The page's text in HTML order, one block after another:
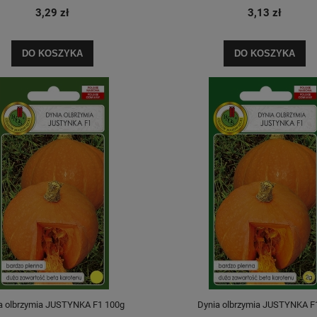
3,29 zł
DO KOSZYKA
3,13 zł
DO KOSZYKA
olbrzymia JUSTYNKA F1 100g Dynia olbrzymia JUSTYNKA